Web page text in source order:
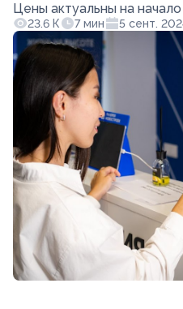
Цены актуальны на
23.6 К 7 мин 5 сент.